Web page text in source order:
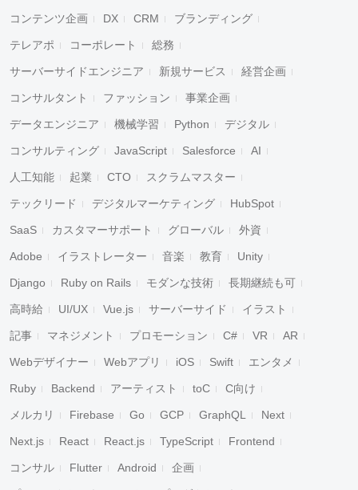
コンテンツ企画 DX CRM ブランディング
テレアポ コーポレート 総務
サーバーサイドエンジニア 新規サービス 経営企画
コンサルタント ファッション 事業企画
データエンジニア 機械学習 Python デジタル
コンサルティング JavaScript Salesforce AI
人工知能 起業 CTO スクラムマスター
テックリード デジタルマーケティング HubSpot
SaaS カスタマーサポート グローバル 外資
Adobe イラストレーター 音楽 教育 Unity
Django Ruby on Rails モダンな技術 長期継続も可
高時給 UI/UX Vue.js サーバーサイド イラスト
記事 マネジメント プロモーション C# VR AR
Webデザイナー Webアプリ iOS Swift エンタメ
Ruby Backend アーティスト toC C向け
メルカリ Firebase Go GCP GraphQL Next
Next.js React React.js TypeScript Frontend
コンサル Flutter Android 企画